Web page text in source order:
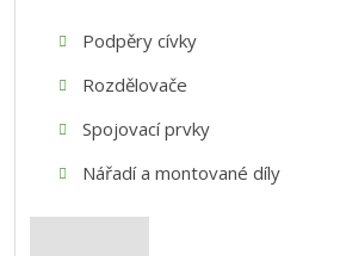
Podpěry cívky
Rozdělovače
Spojovací prvky
Nářadí a montované díly